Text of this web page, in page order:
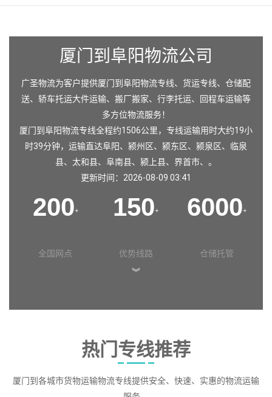
厦门到阜阳物流公司
广圣物流为客户提供厦门到阜阳物流专线、货运专线、仓储配
送、轿车托运大件运输、搬厂搬家、行李托运、回程车运输等
多方位物流服务！
厦门到阜阳物流专线全程约1506公里，专线运输用时大约19小
时39分钟，运输直达阜阳、 颍州区、 颍东区、 颍泉区、 临泉
县、 太和县、 阜南县、 颍上县、 界首市、。
更新时间：2026-08-09 03:41
200+
全国网点
150+
优势线路
6000+
仓储托管
︾
热门专线推荐
厦门到各城市货物运输物流专线提供安全、快速、实惠的物流运输